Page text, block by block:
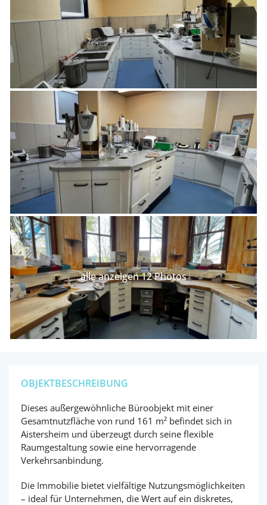
alle anzeigen 12 Photos
OBJEKTBESCHREIBUNG
Dieses außergewöhnliche Büroobjekt mit einer
Gesamtnutzfläche von rund 161 m² befindet sich in
Aistersheim und überzeugt durch seine flexible
Raumgestaltung sowie eine hervorragende
Verkehrsanbindung.
Die Immobilie bietet vielfältige Nutzungsmöglichkeiten
– ideal für Unternehmen, die Wert auf ein diskretes,